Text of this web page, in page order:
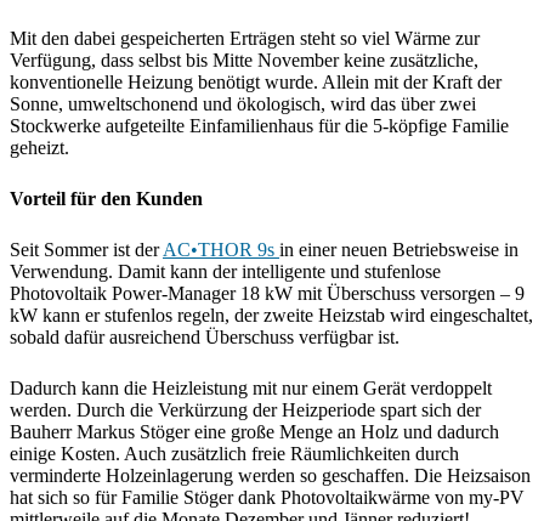
Mit den dabei gespeicherten Erträgen steht so viel Wärme zur
Verfügung, dass selbst bis Mitte November keine zusätzliche,
konventionelle Heizung benötigt wurde. Allein mit der Kraft der
Sonne, umweltschonend und ökologisch, wird das über zwei
Stockwerke aufgeteilte Einfamilienhaus für die 5-köpfige Familie
geheizt.
Vorteil für den Kunden
Seit Sommer ist derAC•THOR 9s in einer neuen Betriebsweise in
Verwendung. Damit kann der intelligente und stufenlose
Photovoltaik Power-Manager 18 kW mit Überschuss versorgen – 9
kW kann er stufenlos regeln, der zweite Heizstab wird eingeschaltet,
sobald dafür ausreichend Überschuss verfügbar ist.
Dadurch kann die Heizleistung mit nur einem Gerät verdoppelt
werden. Durch die Verkürzung der Heizperiode spart sich der
Bauherr Markus Stöger eine große Menge an Holz und dadurch
einige Kosten. Auch zusätzlich freie Räumlichkeiten durch
verminderte Holzeinlagerung werden so geschaffen. Die Heizsaison
hat sich so für Familie Stöger dank Photovoltaikwärme von my-PV